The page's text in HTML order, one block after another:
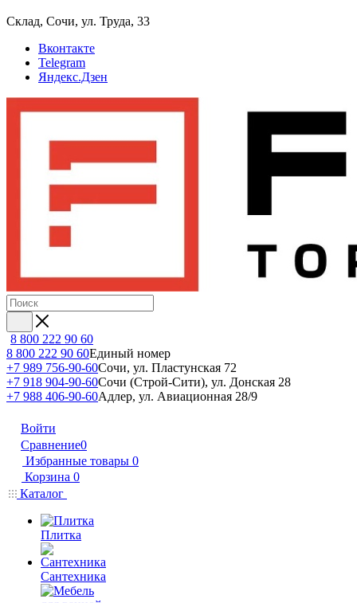
Склад, Сочи, ул. Труда, 33
Вконтакте
Telegram
Яндекс.Дзен
8 800 222 90 60
8 800 222 90 60Единый номер
+7 989 756-90-60Сочи, ул. Пластунская 72
+7 918 904-90-60Сочи (Строй-Сити), ул. Донская 28
+7 988 406-90-60Адлер, ул. Авиационная 28/9
Войти
Сравнение0
Избранные товары 0
Корзина 0
Каталог
Плитка
Сантехника